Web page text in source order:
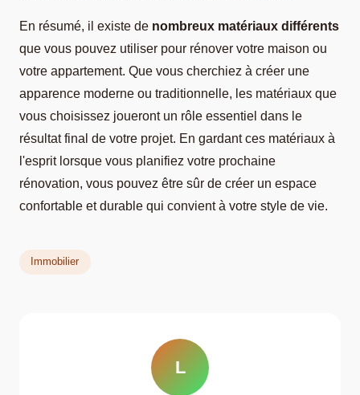
En résumé, il existe de nombreux matériaux différents
que vous pouvez utiliser pour rénover votre maison ou
votre appartement. Que vous cherchiez à créer une
apparence moderne ou traditionnelle, les matériaux que
vous choisissez joueront un rôle essentiel dans le
résultat final de votre projet. En gardant ces matériaux à
l'esprit lorsque vous planifiez votre prochaine
rénovation, vous pouvez être sûr de créer un espace
confortable et durable qui convient à votre style de vie.
Immobilier
L